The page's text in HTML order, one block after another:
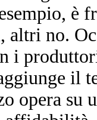
è
altri no.
i
il
opera su